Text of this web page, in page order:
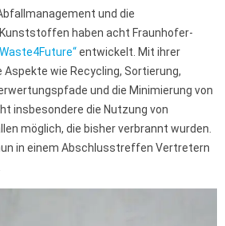
und die
haben acht Fraunhofer-
entwickelt. Mit ihrer
wie Recycling, Sortierung,
und die Minimierung von
insbesondere die Nutzung von
möglich, die bisher verbrannt wurden.
in einem Abschlusstreffen Vertretern